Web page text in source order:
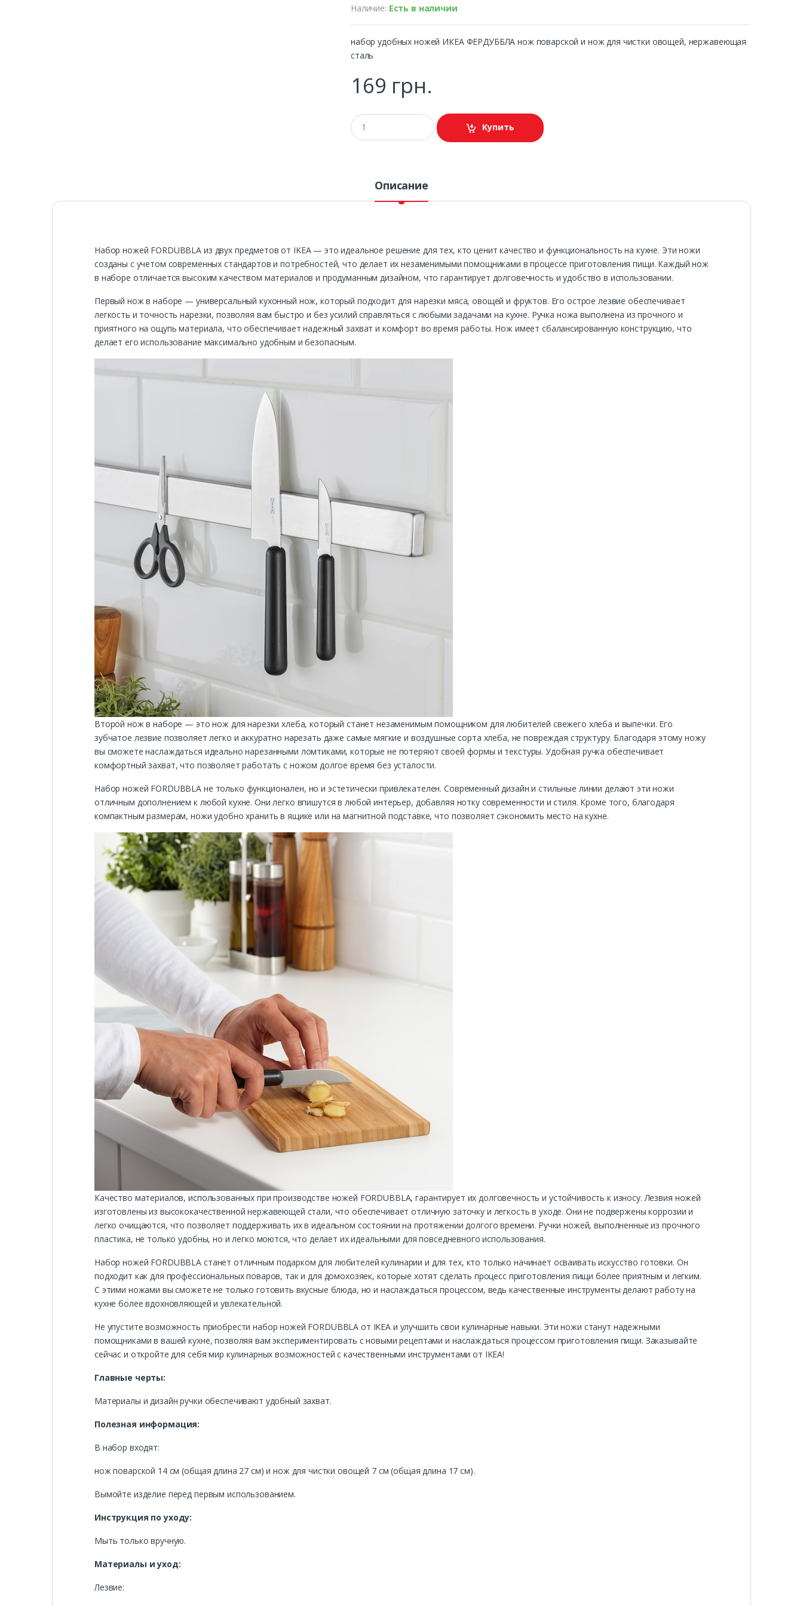
Наличие: Есть в наличии
набор удобных ножей ИКЕА ФЕРДУББЛА нож поварской и нож для чистки овощей, нержавеющая
сталь
169 грн.
Купить
Описание
Набор ножей FORDUBBLA из двух предметов от IKEA — это идеальное решение для тех, кто ценит качество и функциональность на кухне. Эти ножи
созданы с учетом современных стандартов и потребностей, что делает их незаменимыми помощниками в процессе приготовления пищи. Каждый нож
в наборе отличается высоким качеством материалов и продуманным дизайном, что гарантирует долговечность и удобство в использовании.
Первый нож в наборе — универсальный кухонный нож, который подходит для нарезки мяса, овощей и фруктов. Его острое лезвие обеспечивает
легкость и точность нарезки, позволяя вам быстро и без усилий справляться с любыми задачами на кухне. Ручка ножа выполнена из прочного и
приятного на ощупь материала, что обеспечивает надежный захват и комфорт во время работы. Нож имеет сбалансированную конструкцию, что
делает его использование максимально удобным и безопасным.
Второй нож в наборе — это нож для нарезки хлеба, который станет незаменимым помощником для любителей свежего хлеба и выпечки. Его
зубчатое лезвие позволяет легко и аккуратно нарезать даже самые мягкие и воздушные сорта хлеба, не повреждая структуру. Благодаря этому ножу
вы сможете наслаждаться идеально нарезанными ломтиками, которые не потеряют своей формы и текстуры. Удобная ручка обеспечивает
комфортный захват, что позволяет работать с ножом долгое время без усталости.
Набор ножей FORDUBBLA не только функционален, но и эстетически привлекателен. Современный дизайн и стильные линии делают эти ножи
отличным дополнением к любой кухне. Они легко впишутся в любой интерьер, добавляя нотку современности и стиля. Кроме того, благодаря
компактным размерам, ножи удобно хранить в ящике или на магнитной подставке, что позволяет сэкономить место на кухне.
Качество материалов, использованных при производстве ножей FORDUBBLA, гарантирует их долговечность и устойчивость к износу. Лезвия ножей
изготовлены из высококачественной нержавеющей стали, что обеспечивает отличную заточку и легкость в уходе. Они не подвержены коррозии и
легко очищаются, что позволяет поддерживать их в идеальном состоянии на протяжении долгого времени. Ручки ножей, выполненные из прочного
пластика, не только удобны, но и легко моются, что делает их идеальными для повседневного использования.
Набор ножей FORDUBBLA станет отличным подарком для любителей кулинарии и для тех, кто только начинает осваивать искусство готовки. Он
подходит как для профессиональных поваров, так и для домохозяек, которые хотят сделать процесс приготовления пищи более приятным и легким.
С этими ножами вы сможете не только готовить вкусные блюда, но и наслаждаться процессом, ведь качественные инструменты делают работу на
кухне более вдохновляющей и увлекательной.
Не упустите возможность приобрести набор ножей FORDUBBLA от IKEA и улучшить свои кулинарные навыки. Эти ножи станут надежными
помощниками в вашей кухне, позволяя вам экспериментировать с новыми рецептами и наслаждаться процессом приготовления пищи. Заказывайте
сейчас и откройте для себя мир кулинарных возможностей с качественными инструментами от IKEA!
Главные черты:
Материалы и дизайн ручки обеспечивают удобный захват.
Полезная информация:
В набор входят:
нож поварской 14 см (общая длина 27 см) и нож для чистки овощей 7 см (общая длина 17 см).
Вымойте изделие перед первым использованием.
Инструкция по уходу:
Мыть только вручную.
Материалы и уход:
Лезвие: